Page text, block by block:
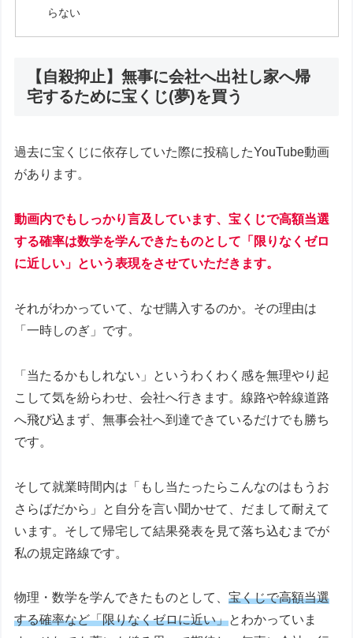
らない
【自殺抑止】無事に会社へ出社し家へ帰
宅するために宝くじ(夢)を買う
過去に宝くじに依存していた際に投稿したYouTube動画
があります。
動画内でもしっかり言及しています、宝くじで高額当選
する確率は数学を学んできたものとして「限りなくゼロ
に近しい」という表現をさせていただきます。
それがわかっていて、なぜ購入するのか。その理由は
「一時しのぎ」です。
「当たるかもしれない」というわくわく感を無理やり起
こして気を紛らわせ、会社へ行きます。線路や幹線道路
へ飛び込まず、無事会社へ到達できているだけでも勝ち
です。
そして就業時間内は「もし当たったらこんなのはもうお
さらばだから」と自分を言い聞かせて、だまして耐えて
います。そして帰宅して結果発表を見て落ち込むまでが
私の規定路線です。
物理・数学を学んできたものとして、宝くじで高額当選
する確率など「限りなくゼロに近い」とわかっていま